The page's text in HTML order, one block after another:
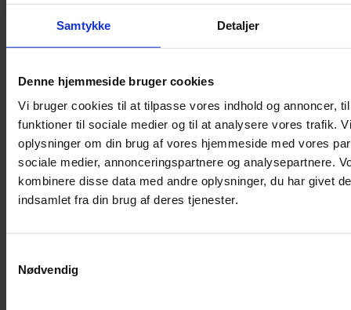
Samtykke Detaljer
Denne hjemmeside bruger cookies
Vi bruger cookies til at tilpasse vores indhold og annoncer,
funktioner til sociale medier og til at analysere vores trafik.
oplysninger om din brug af vores hjemmeside med vores
sociale medier, annonceringspartnere og analysepartnere.
kombinere disse data med andre oplysninger, du har givet
indsamlet fra din brug af deres tjenester.
Nødvendig
Bure
Kaninbur
Rottebur
Marsvinebur
Løbegård
Overdækning løbegård
Indretning til bure